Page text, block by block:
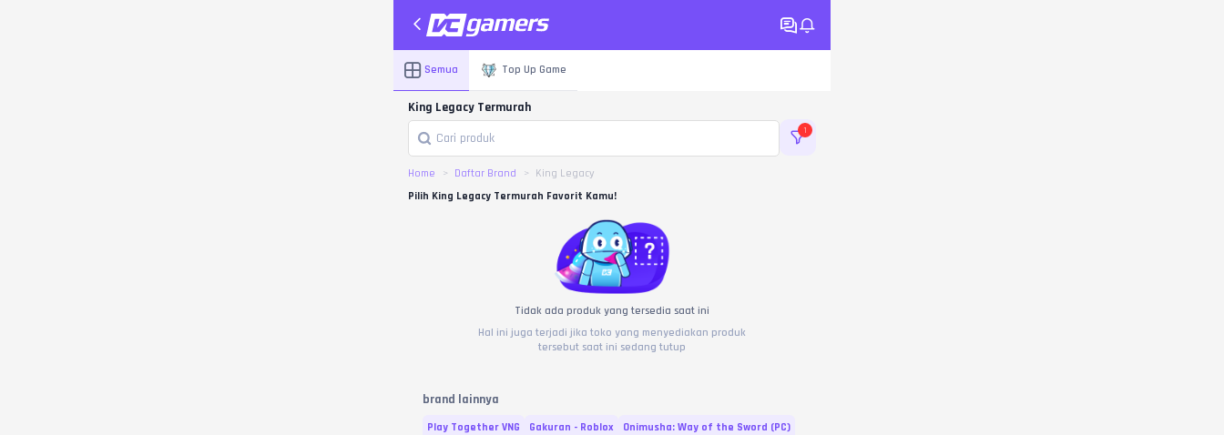
Semua Top Up Game
King Legacy Termurah
1
Home Daftar Brand
King Legacy
Pilih King Legacy Termurah Favorit Kamu!
Tidak ada produk yang tersedia saat ini
Hal ini juga terjadi jika toko yang menyediakan produk
tersebut saat ini sedang tutup
brand lainnya
Play Together VNG Gakuran - Roblox
Onimusha: Way of the Sword (PC)